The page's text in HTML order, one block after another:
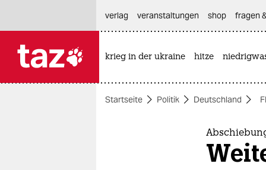
themen
verlag
veranstaltungen shop fragen
krieg in der ukraine hitze
Startseite Politik Deutschland